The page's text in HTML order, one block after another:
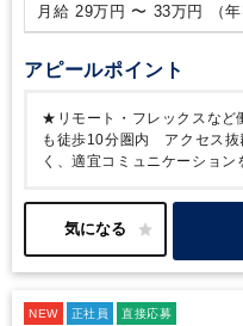
アピールポイント
★リモート・フレックスな
も徒歩10分圏内 アクセス抜
く、適宜コミュニケーション
NEW 正社員 直接応募